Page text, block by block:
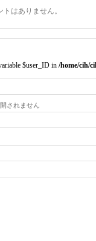
はありません。
$user_ID in /home/cih/
されません